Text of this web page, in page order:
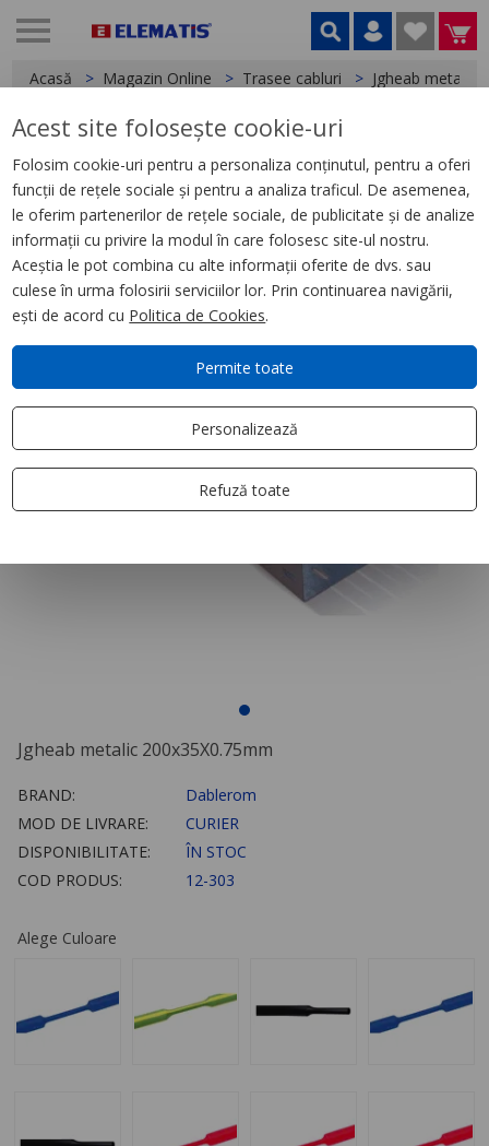
Acasă Magazin Online Trasee cabluri Jgheab metalic
< Jgheab metalic
Jgheab metalic 200x35X0.75mm
Jgheab metalic 200x35X0.75mm
BRAND:
Dablerom
MOD DE LIVRARE:
CURIER
DISPONIBILITATE:
ÎN STOC
COD PRODUS:
12-303
Alege Culoare
Acest site folosește cookie-uri
Folosim cookie-uri pentru a personaliza conținutul, pentru a oferi
funcții de rețele sociale și pentru a analiza traficul. De asemenea,
le oferim partenerilor de rețele sociale, de publicitate și de analize
informații cu privire la modul în care folosesc site-ul nostru.
Aceștia le pot combina cu alte informații oferite de dvs. sau
culese în urma folosirii serviciilor lor. Prin continuarea navigării,
ești de acord cu Politica de Cookies.
Permite toate
Personalizează
Refuză toate